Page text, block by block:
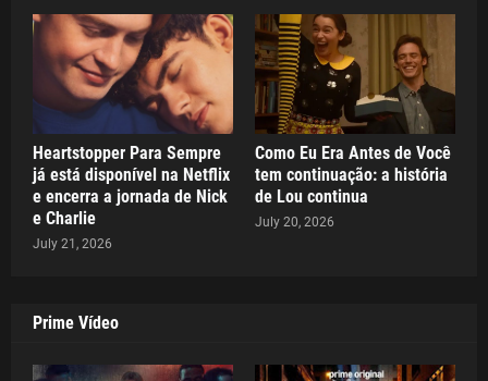
Heartstopper Para Sempre
já está disponível na Netflix
e encerra a jornada de Nick
e Charlie
July 21, 2026
Como Eu Era Antes de Você
tem continuação: a história
de Lou continua
July 20, 2026
Prime Vídeo